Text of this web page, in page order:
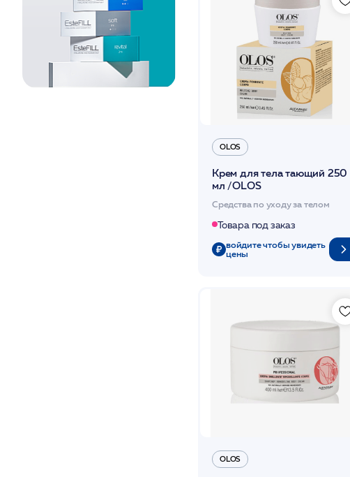
OLOS
Крем для тела тающий 250
мл /OLOS
Средства по уходу за телом
Товара под заказ
войдите чтобы увидеть
цены
OLOS